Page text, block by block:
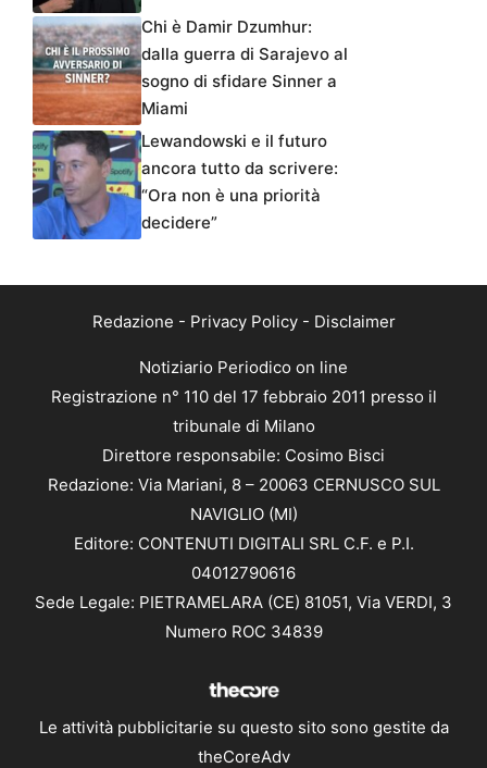
Chi è Damir Dzumhur:
dalla guerra di Sarajevo al
sogno di sfidare Sinner a
Miami
Lewandowski e il futuro
ancora tutto da scrivere:
“Ora non è una priorità
decidere”
Redazione - Privacy Policy- Disclaimer
Notiziario Periodico on line
Registrazione n° 110 del 17 febbraio 2011 presso il
tribunale di Milano
Direttore responsabile: Cosimo Bisci
Redazione: Via Mariani, 8 – 20063 CERNUSCO SUL
NAVIGLIO (MI)
Editore: CONTENUTI DIGITALI SRL C.F. e P.I.
04012790616
Sede Legale: PIETRAMELARA (CE) 81051, Via VERDI, 3
Numero ROC 34839
Le attività pubblicitarie su questo sito sono gestite da
theCoreAdv